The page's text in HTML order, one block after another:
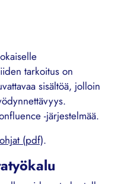
tarkoitus on
sisältöä, jolloin
-järjestelmää.
(pdf).